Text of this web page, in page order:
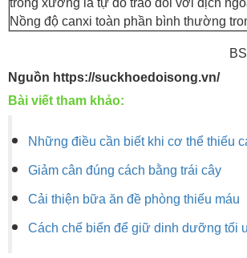
trong xương là tự do trao đổi với dịch
Nồng độ canxi toàn phần bình thường
Nguồn https://suckhoedoisong.vn/
Bài viết tham khảo:
Những điều cần biết khi cơ thể thiếu
Giảm cân đúng cách bằng trái cây
Cải thiện bữa ăn đề phòng thiếu máu
Cách chế biến để giữ dinh dưỡng tối